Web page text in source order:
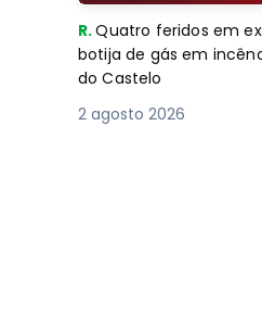
R.Quatro feridos em
botija de gás em
do Castelo
2 agosto 2026